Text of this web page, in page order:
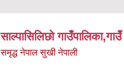
साल्पासिलिछो
समृद्ध नेपाल सुखी नेपाली